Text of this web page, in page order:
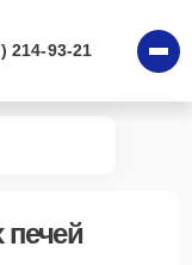
214-93-21